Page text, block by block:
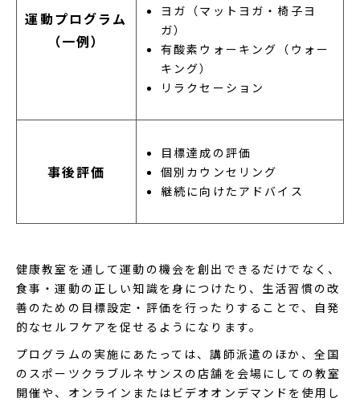
運動プログラム
（一例）
ヨガ（マットヨガ・椅子ヨ
ガ）
有酸素ウォーキング（ウォー
キング）
リラクセーション
事後評価
目標達成の評価
個別カウンセリング
継続に向けたアドバイス
健康教室を通して運動の機会を創出できるだけでなく、
食事・運動の正しい知識を身につけたり、生活習慣の改
善のための目標設定・評価を行ったりすることで、自発
的なセルフケアを促せるようになります。
プログラムの実施にあたっては、講師派遣のほか、全国
のスポーツクラブルネサンスの店舗を会場にしての教室
開催や、オンラインまたはビデオオンデマンドを使用し